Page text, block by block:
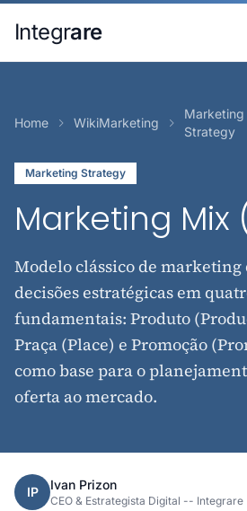
Integrare
Home WikiMarketing
Marketing
Strategy
Marketing Strategy
Marketing Mix
Modelo clássico de marketing
decisões estratégicas em
fundamentais: Produto
Praça (Place) e Promoção
como base para o
oferta ao mercado.
IP Ivan Prizon
CEO & Estrategista Digital -- Integrare